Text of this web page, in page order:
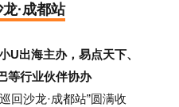
·成都站
U出海主办，易点天下、
等行业伙伴协办
回沙龙·成都站”圆满收